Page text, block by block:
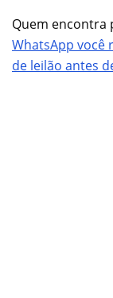
Quem encontra
WhatsApp você
de leilão antes